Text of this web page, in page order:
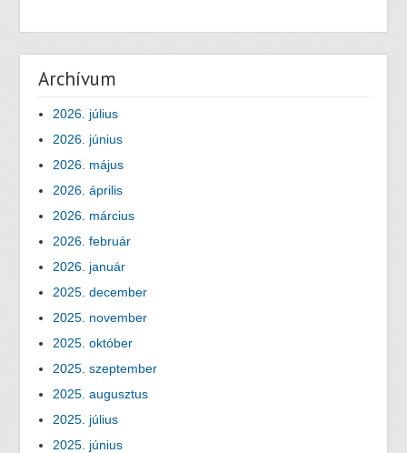
Archívum
2026. július
2026. június
2026. május
2026. április
2026. március
2026. február
2026. január
2025. december
2025. november
2025. október
2025. szeptember
2025. augusztus
2025. július
2025. június